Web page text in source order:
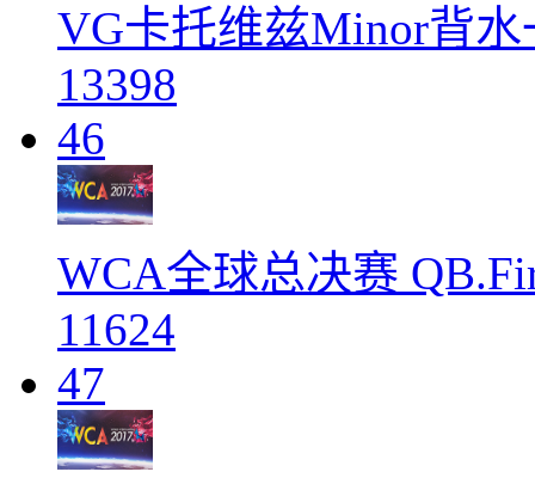
VG卡托维兹Minor背
13398
46
WCA全球总决赛
11624
47